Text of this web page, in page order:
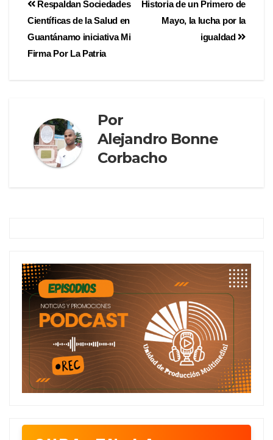
Historia de un Primero de
Mayo, la lucha por la
igualdad
Respaldan Sociedades
Científicas de la Salud en
Guantánamo iniciativa Mi
Firma Por La Patria
Por
Alejandro Bonne
Corbacho